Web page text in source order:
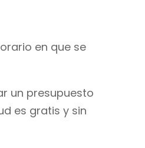
en que se
un presupuesto
es gratis y sin